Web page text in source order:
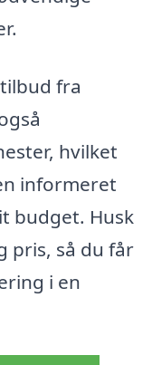
fra
hvilket
informeret
budget. Husk
pris, så du får
i en